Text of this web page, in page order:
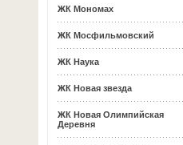
ЖК Мономах
ЖК Мосфильмовский
ЖК Наука
ЖК Новая звезда
ЖК Новая Олимпийская
Деревня